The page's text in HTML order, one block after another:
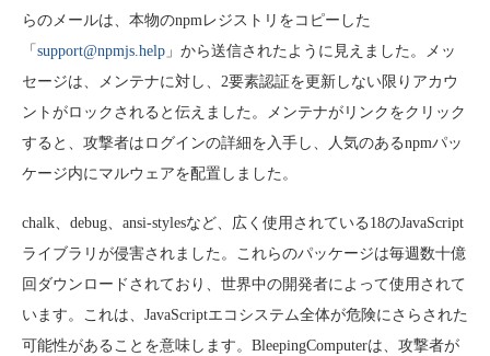
らのメールは、本物のnpmレジストリをコピーした
「 support@npmjs.help 」から送信されたように見えました。メッ
セージは、メンテナに対し、2要素認証を更新しない限りアカウ
ントがロックされると伝えました。メンテナがリンクをクリック
すると、攻撃者はログインの詳細を入手し、人気のあるnpmパッ
ケージ内にマルウェアを配置しました。
chalk、debug、ansi-stylesなど、広く使用されている18のJavaScript
ライブラリが侵害されました。これらのパッケージは毎週数十億
回ダウンロードされており、世界中の開発者によって使用されて
います。これは、JavaScriptエコシステム全体が危険にさらされた
可能性があることを意味します。BleepingComputerは、攻撃者が